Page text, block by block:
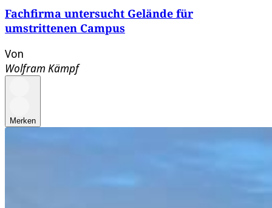
Fachfirma untersucht Gelände für
umstrittenen Campus
Von
Wolfram Kämpf
Merken